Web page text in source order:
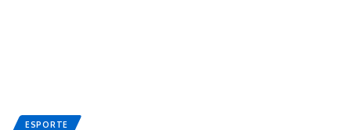
ESPORTE